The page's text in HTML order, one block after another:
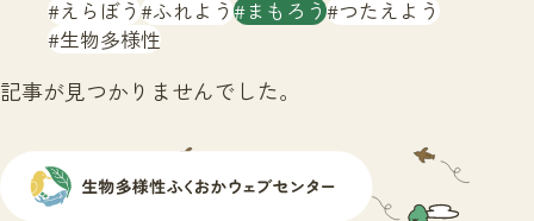
えらぼう ふれよう まもろう つたえよう
生物多様性
記事が見つかりませんでした。